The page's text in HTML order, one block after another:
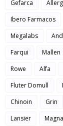
Gefarca
Ibero Farmacos
Megalabs
Farqui
Mallen
Rowe
Alfa
Fluter Domull
Chinoin
Grin
Lansier